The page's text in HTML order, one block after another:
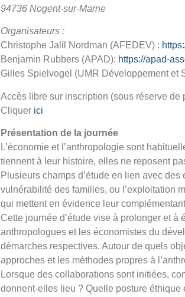
94736 Nogent-sur-Marne
Organisateurs :
Christophe Jalil Nordman (AFEDEV) :
Benjamin Rubbers (APAD): https://apad-
Gilles Spielvogel (UMR Développement et
Accès libre sur inscription (sous réserve de
Cliquer ici
Présentation de la journée
L’économie et l’anthropologie sont
tiennent à leur histoire, elles ne reposent
Plusieurs champs d’étude en lien avec
vulnérabilité des familles, ou l’exploitation
qui mettent en évidence leur
Cette journée d’étude vise à prolonger et
anthropologues et les économistes du
démarches respectives. Autour de quels
approches et les méthodes propres à
Lorsque des collaborations sont initiées,
donnent-elles lieu ? Quelle posture